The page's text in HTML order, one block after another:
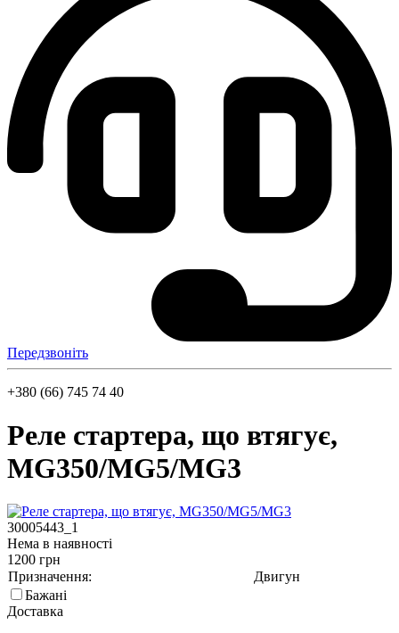
Передзвоніть
+380 (66) 745 74 40
Реле стартера, що втягує,
MG350/MG5/MG3
30005443_1
Нема в наявності
1200 грн
Призначення:
Двигун
Бажані
Доставка